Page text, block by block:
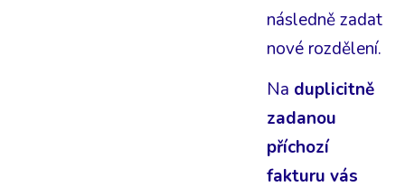
následně zadat
nové rozdělení.
Na duplicitně
zadanou
příchozí
fakturu vás